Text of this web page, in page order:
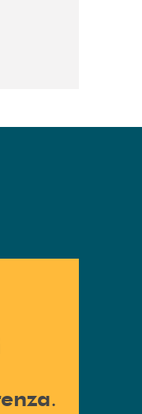
Vai alla pagina della
.